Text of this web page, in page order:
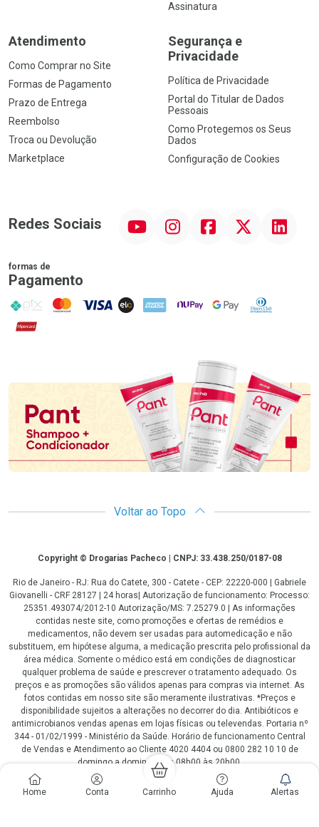
Home Conta Carrinho Ajuda Alertas
Assinatura
Atendimento
Como Comprar no Site
Formas de Pagamento
Prazo de Entrega
Reembolso
Troca ou Devolução
Marketplace
Segurança e
Privacidade
Política de Privacidade
Portal do Titular de Dados
Pessoais
Como Protegemos os Seus
Dados
Configuração de Cookies
Redes Sociais InstagramFacebookTwitter Linkedin
formas de
Pagamento
PIX MasterCard
VISA ELO AMEX NuPay Google PayDiners Club
Hipercard
Voltar ao Topo
CopyrightCopyright © Drogarias Pacheco | CNPJ: 33.438.250/0187-08
Rio de Janeiro - RJ: Rua do Catete, 300 - Catete - CEP: 22220-000 | Gabriele
Giovanelli - CRF 28127 | 24 horas| Autorização de funcionamento: Processo:
25351.493074/2012-10 Autorização/MS: 7.25279.0 | As informações
contidas neste site, como promoções e ofertas de remédios e
medicamentos, não devem ser usadas para automedicação e não
substituem, em hipótese alguma, a medicação prescrita pelo profissional da
área médica. Somente o médico está em condições de diagnosticar
qualquer problema de saúde e prescrever o tratamento adequado. Os
preços e as promoções são válidos apenas para compras via internet. As
fotos contidas em nosso site são meramente ilustrativas. *Preços e
disponibilidade sujeitos a alterações no decorrer do dia. Antibióticos e
antimicrobianos vendas apenas em lojas físicas ou televendas. Portaria nº
344 - 01/02/1999 - Ministério da Saúde. Horário de funcionamento Central
de Vendas e Atendimento ao Cliente 4020 4404 ou 0800 282 10 10 de
domingo a domingo das 08h00 às 20h00.
LGPD Aceite os Cookies